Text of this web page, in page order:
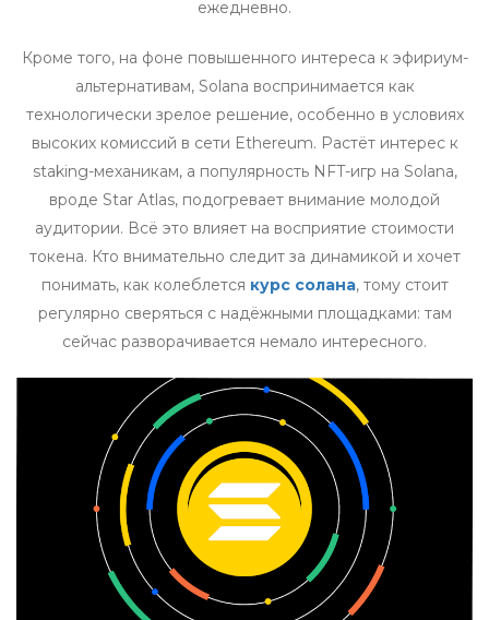
ежедневно.
Кроме того, на фоне повышенного интереса к эфириум-
альтернативам, Solana воспринимается как
технологически зрелое решение, особенно в условиях
высоких комиссий в сети Ethereum. Растёт интерес к
staking-механикам, а популярность NFT-игр на Solana,
вроде Star Atlas, подогревает внимание молодой
аудитории. Всё это влияет на восприятие стоимости
токена. Кто внимательно следит за динамикой и хочет
понимать, как колеблется курс солана, тому стоит
регулярно сверяться с надёжными площадками: там
сейчас разворачивается немало интересного.